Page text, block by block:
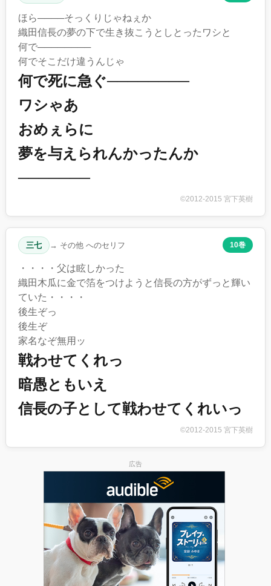
ほら────そっくりじゃねぇか
織田信長の夢の下で生き抜こうとしとったワシと
何で────────
何でそこだけ違うんじゃ
何で死に急ぐ────────
ワシゃあ
おめぇらに
夢を与えられんかったんか
───────
©2012-2015 宮下英樹
三七 → その他 へのセリフ 10巻
・・・・父は眩しかった
織田木瓜に金で箔をつけようと信長の方がずっと輝い
ていた・・・・
後生ぞっ
後生ぞ
家名なぞ無用ッ
戦わせてくれっ
暗愚ともいえ
信長の子として戦わせてくれいっ
©2012-2015 宮下英樹
広告